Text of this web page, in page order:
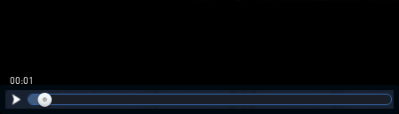
00:02